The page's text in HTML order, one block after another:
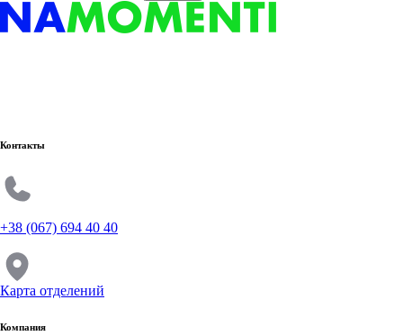
Контакты
+38 (067) 694 40 40
Карта отделений
Компания